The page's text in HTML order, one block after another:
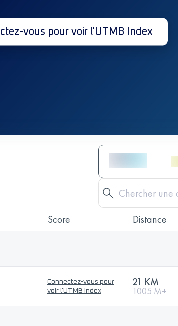
vous pour voir l'UTMB Index
Score Distance
Connectez-vous pour
voir l'UTMB Index
21 KM
1005 M+